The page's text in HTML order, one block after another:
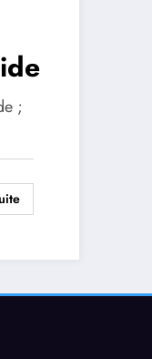
;